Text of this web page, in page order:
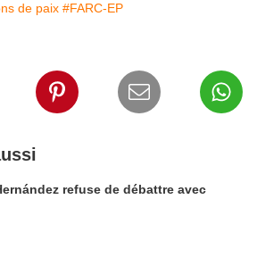
de paix #FARC-EP
refuse de débattre avec